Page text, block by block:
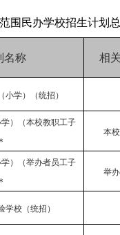
围民办学校招生计划
名称 相
小学）（统招）
）（本校教职工子
本
）（举办者员工子
举
学校（统招）